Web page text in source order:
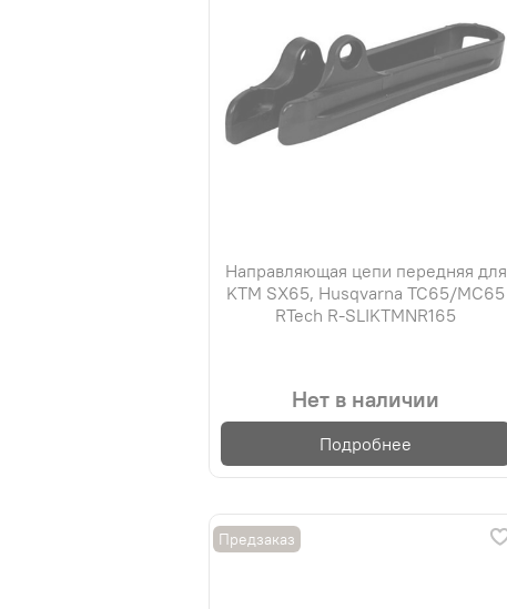
Направляющая цепи передняя для
KTM SX65, Husqvarna TC65/MC65
RTech R-SLIKTMNR165
Нет в наличии
Подробнее
Предзаказ